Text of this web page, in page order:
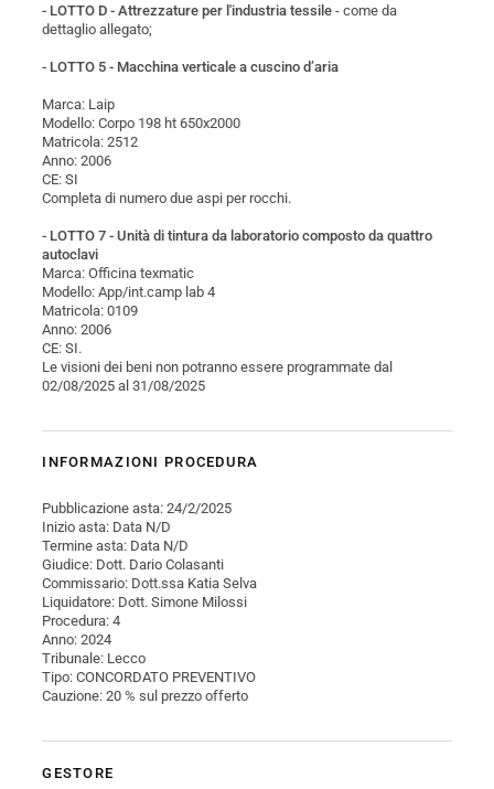
- LOTTO D - Attrezzature per l'industria tessile - come da
dettaglio allegato;
- LOTTO 5 - Macchina verticale a cuscino d’aria
Marca: Laip
Modello: Corpo 198 ht 650x2000
Matricola: 2512
Anno: 2006
CE: SI
Completa di numero due aspi per rocchi.
- LOTTO 7 - Unità di tintura da laboratorio composto da quattro
autoclavi
Marca: Officina texmatic
Modello: App/int.camp lab 4
Matricola: 0109
Anno: 2006
CE: SI.
Le visioni dei beni non potranno essere programmate dal
02/08/2025 al 31/08/2025
INFORMAZIONI PROCEDURA
Pubblicazione asta: 24/2/2025
Inizio asta: Data N/D
Termine asta: Data N/D
Giudice: Dott. Dario Colasanti
Commissario: Dott.ssa Katia Selva
Liquidatore: Dott. Simone Milossi
Procedura: 4
Anno: 2024
Tribunale: Lecco
Tipo: CONCORDATO PREVENTIVO
Cauzione: 20 % sul prezzo offerto
GESTORE